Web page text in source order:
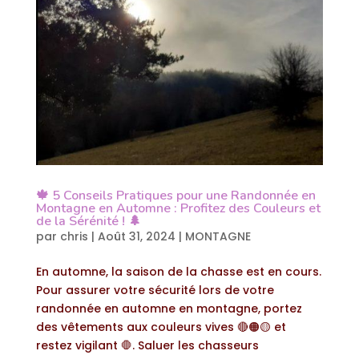
🍁 5 Conseils Pratiques pour une Randonnée en
Montagne en Automne : Profitez des Couleurs et
de la Sérénité ! 🌲
par chris | Août 31, 2024 | MONTAGNE
En automne, la saison de la chasse est en cours.
Pour assurer votre sécurité lors de votre
randonnée en automne en montagne, portez
des vêtements aux couleurs vives 🔴🟠🟡 et
restez vigilant 🛑. Saluer les chasseurs